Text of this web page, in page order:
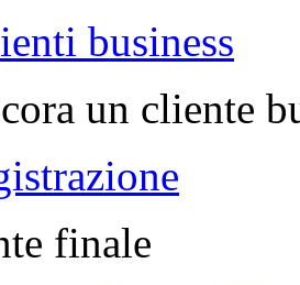
business
un cliente
finale